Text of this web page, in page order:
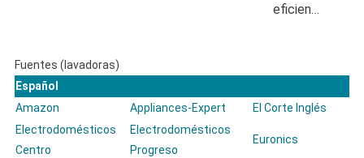
eficien…
Fuentes (lavadoras)
Español
Amazon
Appliances-Expert
El Corte Inglés
Electrodomésticos
Centro
Electrodomésticos
Progreso
Euronics